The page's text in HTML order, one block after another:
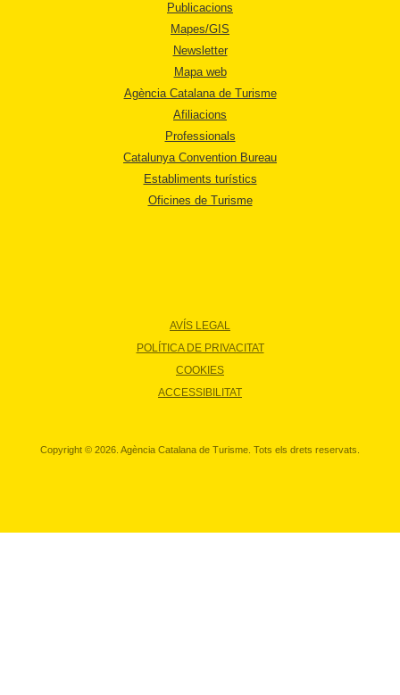
Publicacions
Mapes/GIS
Newsletter
Mapa web
Agència Catalana de Turisme
Afiliacions
Professionals
Catalunya Convention Bureau
Establiments turístics
Oficines de Turisme
AVÍS LEGAL
POLÍTICA DE PRIVACITAT
COOKIES
ACCESSIBILITAT
Copyright © 2026. Agència Catalana de Turisme. Tots els drets reservats.